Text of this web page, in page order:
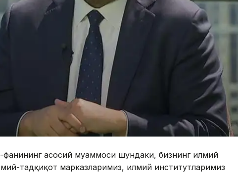
фанининг асосий муаммоси шундаки, бизнинг илмий
тадқиқот марказларимиз, илмий институтларимиз